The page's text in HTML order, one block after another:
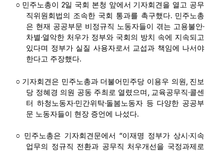
○ 민주노총이 2일 국회 본청 앞에서 기자회견을 열고 공무
직위원회법의 조속한 국회 통과를 촉구했다. 민주노총
은 현재 공공부문 비정규직 노동자들이 겪는 고용불안·
차별·열악한 처우가 정부와 국회의 방치 속에 지속되고
있다며 정부가 실질 사용자로서 교섭과 책임에 나서야
한다고 주장했다.
○ 기자회견은 민주노총과 더불어민주당 이용우 의원 , 진보
당 정혜경 의원 공동 주최로 열렸으며 , 교육공무직·콜센
터 하청노동자·민간위탁·돌봄노동자 등 다양한 공공부
문 노동자들이 현장 증언에 나섰다.
○ 민주노총은 기자회견문에서 “이재명 정부가 상시 ·지속
업무의 정규직 전환과 공무직 처우개선을 국정과제로